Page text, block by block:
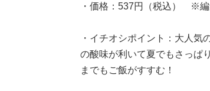
・価格：537円（税込） ※編
・イチオシポイント：大人
の酸味が利いて夏でもさっぱ
までもご飯がすすむ！